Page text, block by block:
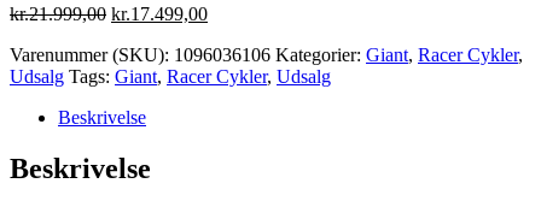
kr.21.999,00 Den
pris
var:
kr.17.499,00Den
pris
er:
Varenummer (SKU): 1096036106 Kategorier: Giant, Racer Cykler,
Udsalg Tags: Giant, Racer Cykler, Udsalg
Beskrivelse
Beskrivelse